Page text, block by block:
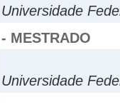
Universidade
- MESTRADO
Universidade